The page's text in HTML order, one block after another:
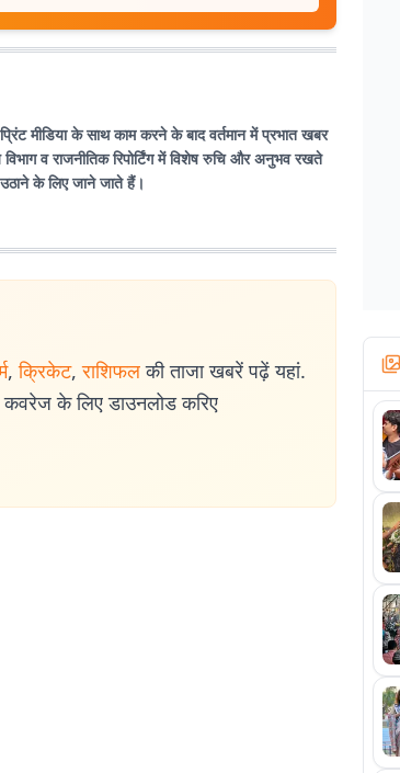
मीडिया के साथ काम करने के बाद वर्तमान में प्रभात खबर
व राजनीतिक रिपोर्टिंग में विशेष रुचि और अनुभव रखते
के लिए जाने जाते हैं।
, क्रिकेट, राशिफल की ताजा खबरें पढ़ें यहां.
के लिए डाउनलोड करिए